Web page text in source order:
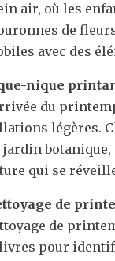
air, où les
de
avec des
nique
du
légères.
jardin
qui se
de
de
pour